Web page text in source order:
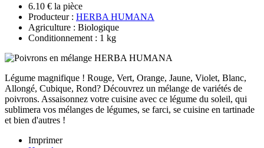
6.10 € la pièce
Producteur : HERBA HUMANA
Agriculture : Biologique
Conditionnement : 1 kg
Légume magnifique ! Rouge, Vert, Orange, Jaune, Violet, Blanc,
Allongé, Cubique, Rond? Découvrez un mélange de variétés de
poivrons. Assaisonnez votre cuisine avec ce légume du soleil, qui
sublimera vos mélanges de légumes, se farci, se cuisine en tartinade
et bien d'autres !
Imprimer